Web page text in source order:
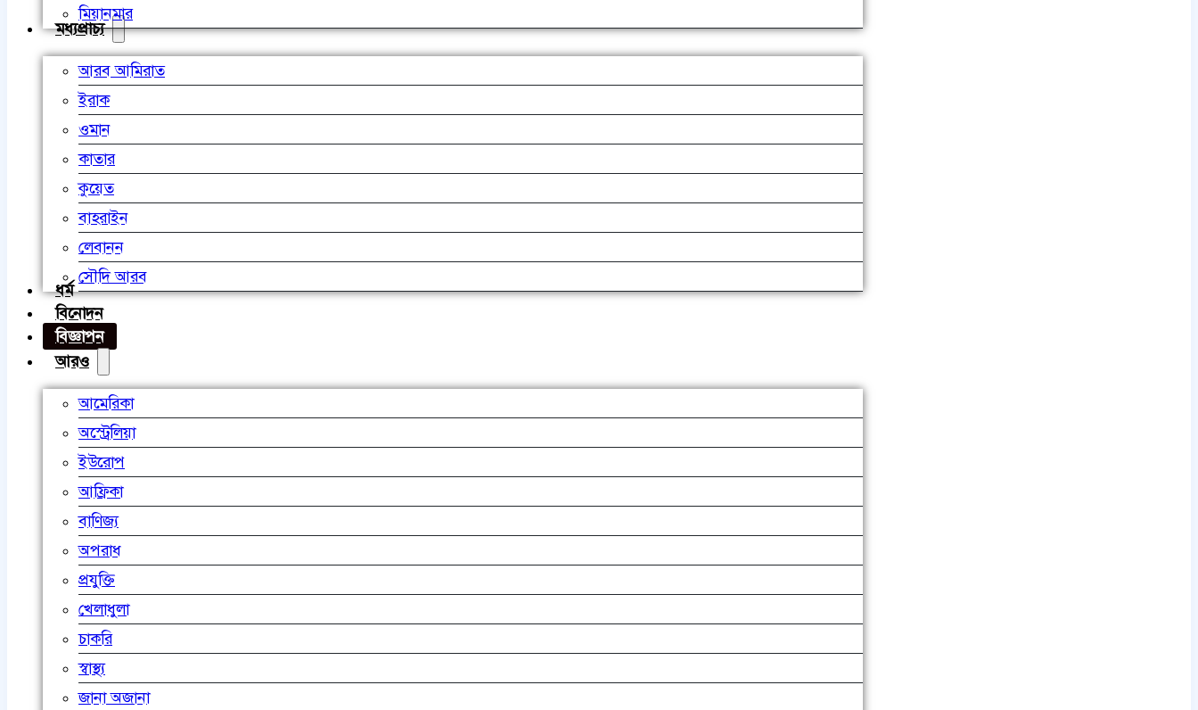
মিয়ানমার
মধ্যপ্রাচ্য
আরব আমিরাত
ইরাক
ওমান
কাতার
কুয়েত
বাহরাইন
লেবানন
সৌদি আরব
ধর্ম
বিনোদন
বিজ্ঞাপন
আরও
আমেরিকা
অস্ট্রেলিয়া
ইউরোপ
আফ্রিকা
বাণিজ্য
অপরাধ
প্রযুক্তি
খেলাধুলা
চাকরি
স্বাস্থ্য
জানা অজানা